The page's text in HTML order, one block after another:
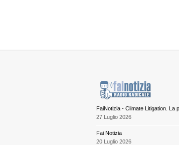
FaiNotizia - Climate Litigation. La
27 Luglio 2026
Fai Notizia
20 Luglio 2026